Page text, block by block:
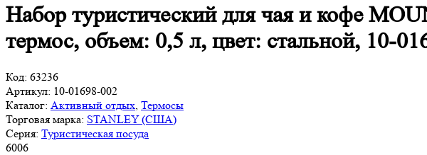
Набор туристический для чая и кофе
термос, объем: 0,5 л, цвет: стальной, 10-
Код: 63236
Артикул: 10-01698-002
Каталог: Активный отдых Термосы
Торговая марка: STANLEY (США)
Серия: Туристическая посуда
6006